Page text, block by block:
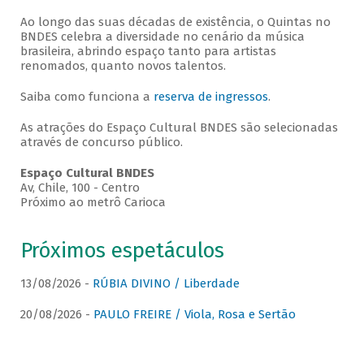
Ao longo das suas décadas de existência, o Quintas no
BNDES celebra a diversidade no cenário da música
brasileira, abrindo espaço tanto para artistas
renomados, quanto novos talentos.
Saiba como funciona a reserva de ingressos.
As atrações do Espaço Cultural BNDES são selecionadas
através de concurso público.
Espaço Cultural BNDES
Av, Chile, 100 - Centro
Próximo ao metrô Carioca
Próximos espetáculos
13/08/2026 - RÚBIA DIVINO / Liberdade
20/08/2026 - PAULO FREIRE / Viola, Rosa e Sertão